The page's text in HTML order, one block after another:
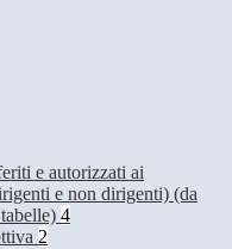
e autorizzati ai
e non dirigenti) (da
4
2